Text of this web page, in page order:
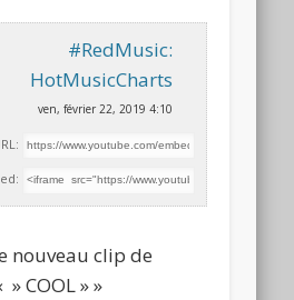
#RedMusic:
HotMusicCharts
ven, février 22, 2019 4:10
nouveau clip de
COOL » »